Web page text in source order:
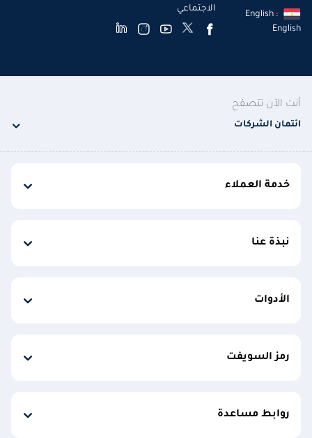
English :
English
الاجتماعي
أنت الآن تتصفح
ائتمان الشركات
خدمة العملاء
نبذة عنا
الأدوات
رمز السويفت
روابط مساعدة